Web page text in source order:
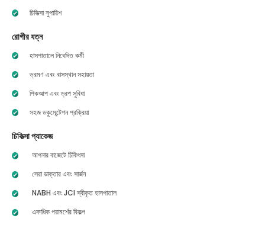
চিকিত্সা সুপারিশ
রোগীর যত্ন
হাসপাতালে নিবেদিত কর্মী
ভ্রমণ এবং বাসস্থান সহায়তা
পিকআপ এবং ড্রপ সুবিধা
সহজ ডকুমেন্টেশন প্রক্রিয়া
চিকিত্সা প্যাকেজ
আপনার বাজেটে চিকিৎসা
সেরা ডাক্তার এবং সার্জন
NABH এবং JCI স্বীকৃত হাসপাতাল
একাধিক পরামর্শের বিকল্প